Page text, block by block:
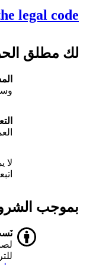
legal code
لك مطلق
لا
بموجب